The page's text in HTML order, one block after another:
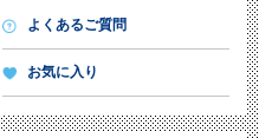
よくあるご質問
お気に入り